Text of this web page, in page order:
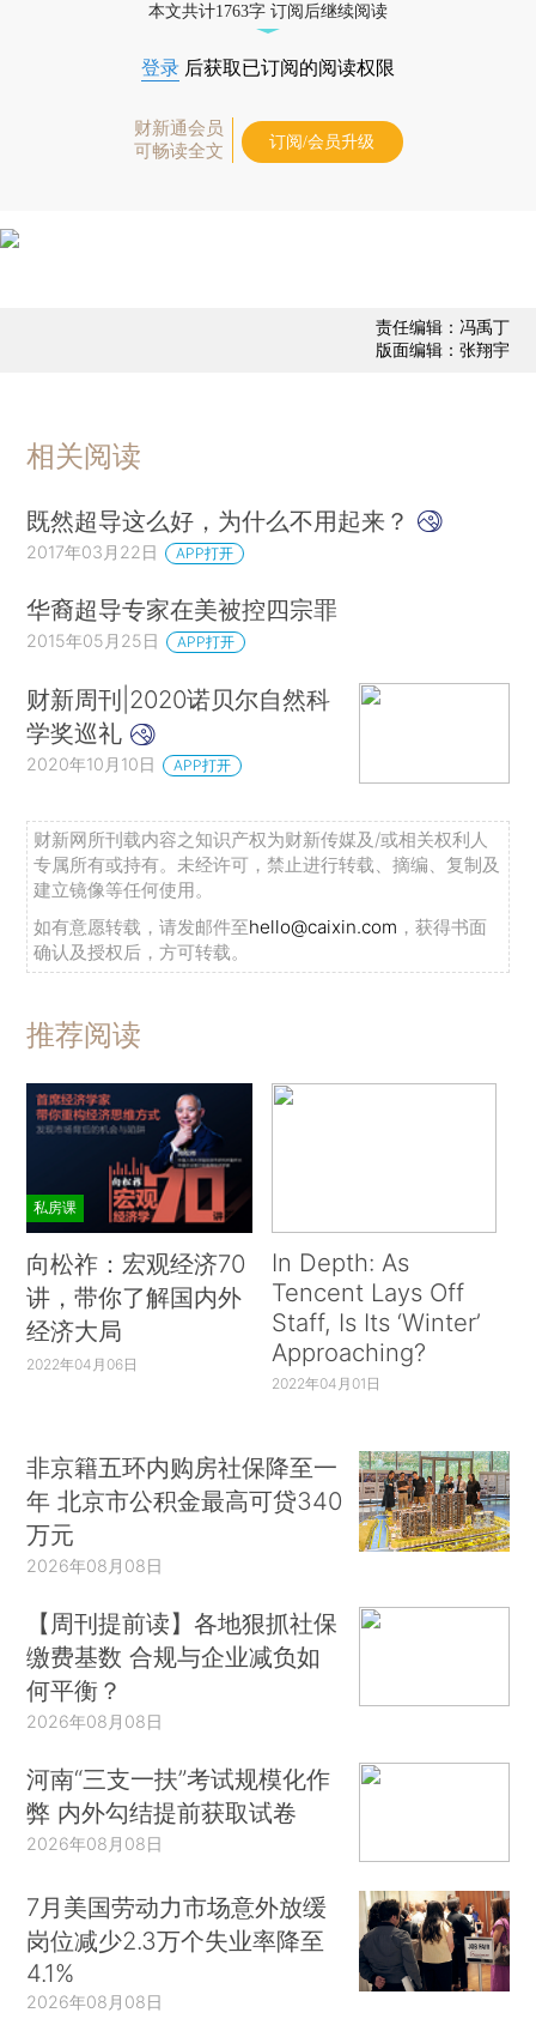
本文共计1763字 订阅后继续阅读
登录 后获取已订阅的阅读权限
财新通会员
可畅读全文
订阅/会员升级
责任编辑：冯禹丁
版面编辑：张翔宇
相关阅读
既然超导这么好，为什么不用起来？
2017年03月22日 APP打开
华裔超导专家在美被控四宗罪
2015年05月25日 APP打开
财新周刊|2020诺贝尔自然科
学奖巡礼
2020年10月10日 APP打开
财新网所刊载内容之知识产权为财新传媒及/或相关权利人
专属所有或持有。未经许可，禁止进行转载、摘编、复制及
建立镜像等任何使用。
如有意愿转载，请发邮件至hello@caixin.com ，获得书面
确认及授权后，方可转载。
推荐阅读
私房课
向松祚：宏观经济70
讲，带你了解国内外
经济大局
2022年04月06日
In Depth: As
Tencent Lays Off
Staff, Is Its ‘Winter’
Approaching?
2022年04月01日
非京籍五环内购房社保降至一
年 北京市公积金最高可贷340
万元
2026年08月08日
【周刊提前读】各地狠抓社保
缴费基数 合规与企业减负如
何平衡？
2026年08月08日
河南“三支一扶”考试规模化作
弊 内外勾结提前获取试卷
2026年08月08日
7月美国劳动力市场意外放缓
岗位减少2.3万个失业率降至
4.1%
2026年08月08日